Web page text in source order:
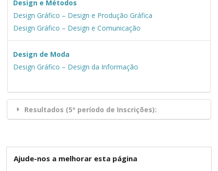
Design e Métodos
Design Gráfico – Design e Produção Gráfica
Design Gráfico – Design e Comunicação
Design de Moda
Design Gráfico – Design da Informação
Resultados (5º período de Inscrições):
Ajude-nos a melhorar esta página